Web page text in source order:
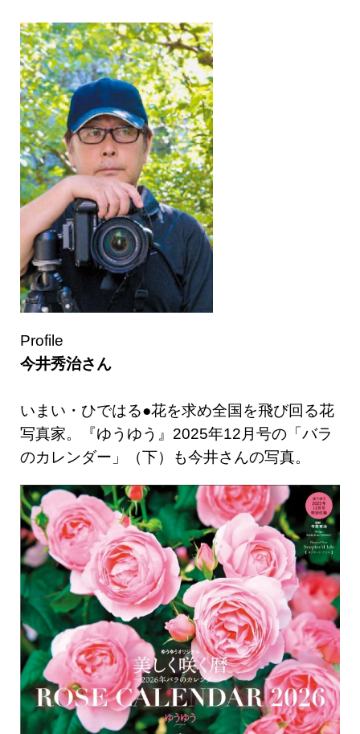
Profile
今井秀治さん
いまい・ひではる●花を求め全国を飛び回る花
写真家。『ゆうゆう』2025年12月号の「バラ
のカレンダー」（下）も今井さんの写真。